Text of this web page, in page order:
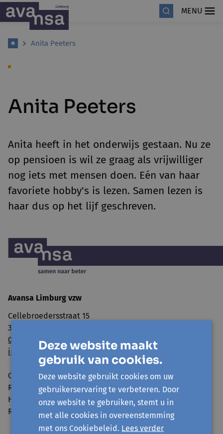
MENU
Anita Peeters
Anita Peeters
Anita heeft in het onderwijs gestaan. Nu ze
op pensioen is wil ze graag als vrijwilliger
nog iets met mensen doen. Eén van haar
favoriete hobby's is lezen. Samen lezen is
haar dus op het lijf geschreven.
Avansa Limburg vzw
Cellebroedersstraat 15
3500 Hasselt
011 560 100
info@avansa-limburg.be
Ondernemingsnummer: ​0860.323.286
RPR: Ondernemingsrechtbank Antwerpen, afdeling
Hasselt
Rekeningnummer: BE98 7350 0766 3893
Deze website maakt
gebruik van cookies.
Deze website gebruikt cookies om uw
gebruikerservaring te verbeteren. Door
onze website te gebruiken, stemt u in
met alle cookies in overeenstemming
met ons Cookiebeleid. Lees verder